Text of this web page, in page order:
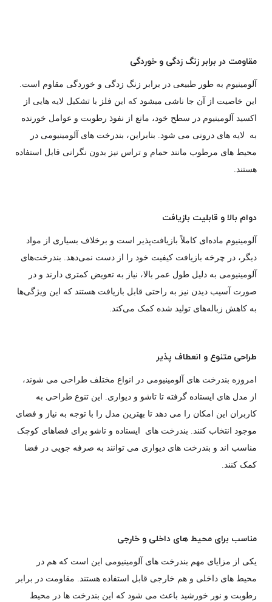
مقاومت در برابر زنگ زدگی و خوردگی
آلومینیوم به طور طبیعی در برابر زنگ زدگی و خوردگی مقاوم است.
این خاصیت از آن جا ناشی میشود که این فلز با تشکیل لایه هایی از
اکسید آلومینیوم در سطح خود، مانع از نفوذ رطوبت و عوامل خورنده
به لایه های درونی می شود. بنابراین، بندرخت های آلومینیومی در
محیط های مرطوب مانند حمام و تراس نیز بدون نگرانی قابل استفاده
هستند.
دوام بالا و قابلیت بازیافت
آلومینیوم ماده‌ای کاملاً بازیافت‌پذیر است و برخلاف بسیاری از مواد
دیگر، در چرخه بازیافت کیفیت خود را از دست نمی‌دهد. بندرخت‌های
آلومینیومی به دلیل طول عمر بالا، نیاز به تعویض کمتری دارند و در
صورت آسیب دیدن نیز به راحتی قابل بازیافت هستند که این ویژگی‌ها
به کاهش زباله‌های تولید شده کمک می‌کند.
طراحی متنوع و انعطاف پذیر
امروزه بندرخت های آلومینیومی در انواع مختلف طراحی می شوند،
از مدل های ایستاده گرفته تا تاشو و دیواری. این تنوع طراحی به
کاربران این امکان را می دهد تا بهترین مدل را با توجه به نیاز و فضای
موجود انتخاب کنند. بندرخت های ایستاده و تاشو برای فضاهای کوچک
مناسب اند و بندرخت های دیواری می توانند به صرفه جویی در فضا
کمک کنند.
مناسب برای محیط های داخلی و خارجی
یکی از مزایای مهم بندرخت های آلومینیومی این است که هم در
محیط های داخلی و هم خارجی قابل استفاده هستند. مقاومت در برابر
رطوبت و نور خورشید باعث می شود که این بندرخت ها در محیط